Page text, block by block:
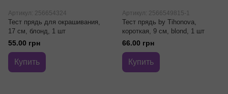
Артикул: 256654324
Тест прядь для окрашивания,
17 см, блонд, 1 шт
55.00 грн
Купить
Артикул: 2566549815-1
Тест прядь by Tihonova,
короткая, 9 см, blond, 1 шт
66.00 грн
Купить